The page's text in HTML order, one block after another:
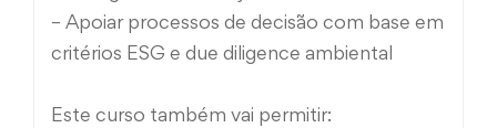
– Apoiar processos de decisão com base em
critérios ESG e due diligence ambiental
Este curso também vai permitir: